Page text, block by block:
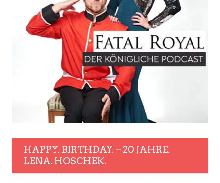
HAPPY. BIRTHDAY. – 20 JAHRE.
LENA. HOSCHEK.